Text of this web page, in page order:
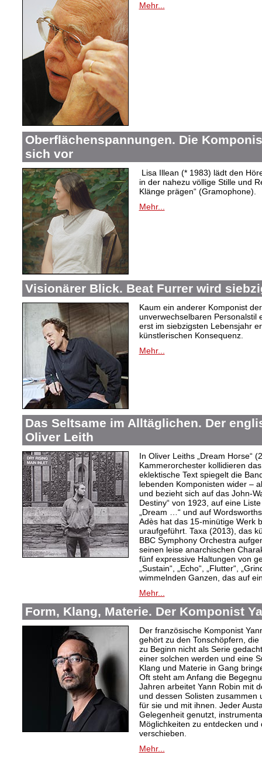
Mehr...
Oberflächenspannungen. Die
sich vor
Lisa Illean (* 1983) lädt den
in der nahezu völlige Stille und
Klänge prägen“ (Gramophone).
Mehr...
Visionärer Blick. Beat Furrer wird
Kaum ein anderer Komponist
unverwechselbaren Personalstil
erst im siebzigsten Lebensjahr
künstlerischen Konsequenz.
Mehr...
Das Seltsame im Alltäglichen. Der
Oliver Leith
In Oliver Leiths „Dream Horse“
Kammerorchester kollidieren
eklektische Text spiegelt die
lebenden Komponisten wider –
und bezieht sich auf das John-
Destiny“ von 1923, auf eine
„Dream …“ und auf
Adès hat das 15-minütige Werk
uraufgeführt. Taxa (2013), das
BBC Symphony Orchestra
seinen leise anarchischen
fünf expressive Haltungen von
„Sustain“, „Echo“, „Flutter“,
wimmelnden Ganzen, das auf
Mehr...
Form, Klang, Materie. Der Komponist
Der französische Komponist
gehört zu den Tonschöpfern,
zu Beginn nicht als Serie
einer solchen werden und eine
Klang und Materie in Gang
Oft steht am Anfang die
Jahren arbeitet Yann Robin mit
und dessen Solisten zusammen
für sie und mit ihnen. Jeder
Gelegenheit genutzt,
Möglichkeiten zu entdecken
verschieben.
Mehr...